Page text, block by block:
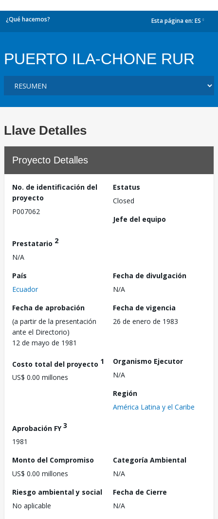
¿Qué hacemos? Esta página en: ES
PUERTO ILA-CHONE RUR
Llave Detalles
Proyecto Detalles
No. de identificación del
proyecto
P007062
Estatus
Closed
Jefe del equipo
Prestatario 2
N/A
País
Ecuador
Fecha de divulgación
N/A
Fecha de aprobación
(a partir de la presentación
ante el Directorio)
12 de mayo de 1981
Fecha de vigencia
26 de enero de 1983
Costo total del proyecto 1
US$ 0.00 millones
Organismo Ejecutor
N/A
Región
América Latina y el Caribe
Aprobación FY3
1981
Monto del Compromiso
US$ 0.00 millones
Categoría Ambiental
N/A
Riesgo ambiental y social
No aplicable
Fecha de Cierre
N/A